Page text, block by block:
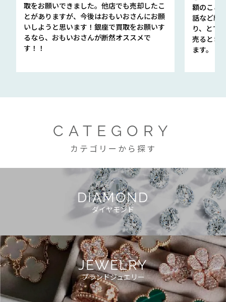
取をお願いできました。他店でも売却したこ
とがありますが、今後はおもいおさんにお願
いしようと思います！銀座で買取をお願いす
るなら、おもいおさんが断然オススメで
す！！
額のこと
話など細
り、とて
売るとき
ます。
CATEGORY
カテゴリーから探す
DIAMOND
ダイヤモンド
JEWELRY
ブランドジュエリー